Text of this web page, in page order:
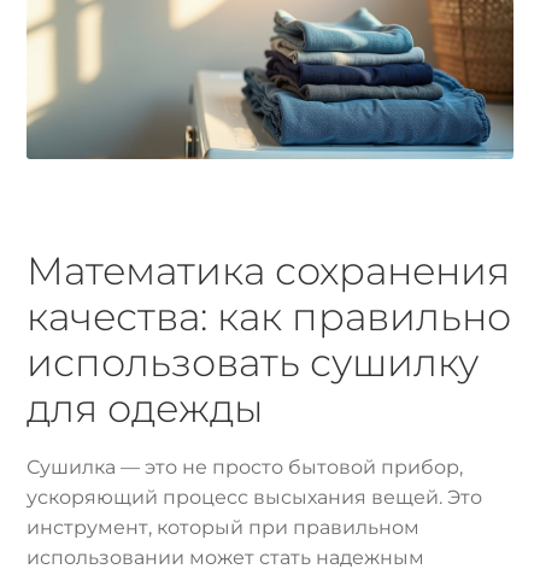
Математика сохранения
качества: как правильно
использовать сушилку
для одежды
Сушилка — это не просто бытовой прибор,
ускоряющий процесс высыхания вещей. Это
инструмент, который при правильном
использовании может стать надежным